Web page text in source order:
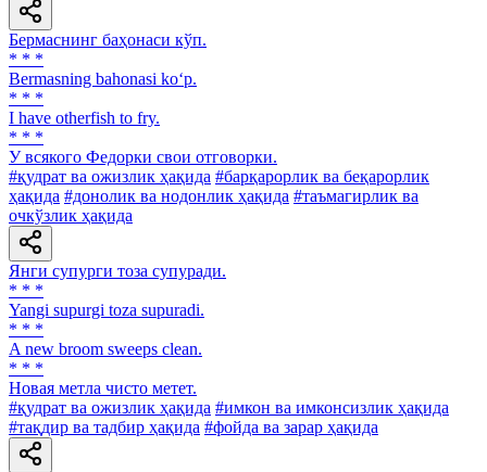
Бермаснинг баҳонаси кўп.
* * *
Bermasning bahonasi ko‘p.
* * *
I have otherfish to fry.
* * *
У всякого Федорки свои отговорки.
#қудрат ва ожизлик ҳақида #барқарорлик ва беқарорлик
ҳақида #донолик ва нодонлик ҳақида #таъмагирлик ва
очкўзлик ҳақида
Янги супурги тоза супуради.
* * *
Yangi supurgi toza supuradi.
* * *
A new broom sweeps clean.
* * *
Новая метла чисто метет.
#қудрат ва ожизлик ҳақида #имкон ва имконсизлик ҳақида
#тақдир ва тадбир ҳақида #фойда ва зарар ҳақида